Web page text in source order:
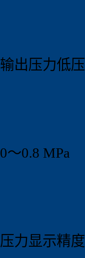
输出压力低压
0～0.8 MPa
压力显示精度